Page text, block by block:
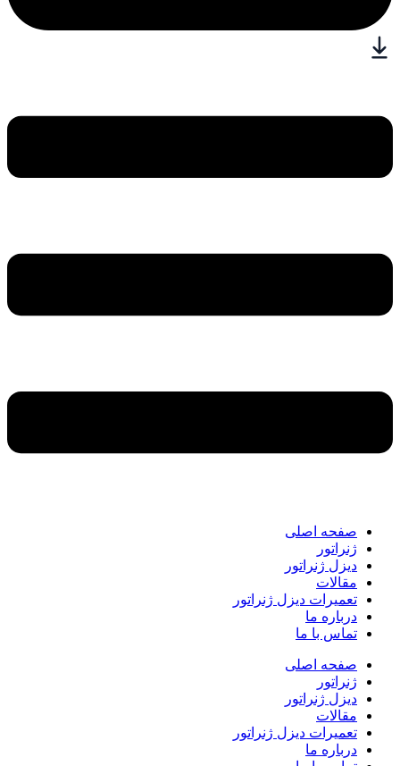
صفحه اصلی
ژنراتور
دیزل ژنراتور
مقالات
تعمیرات دیزل ژنراتور
درباره ما
تماس با ما
صفحه اصلی
ژنراتور
دیزل ژنراتور
مقالات
تعمیرات دیزل ژنراتور
درباره ما